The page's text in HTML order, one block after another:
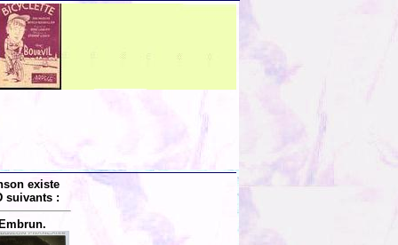
existe
suivants :